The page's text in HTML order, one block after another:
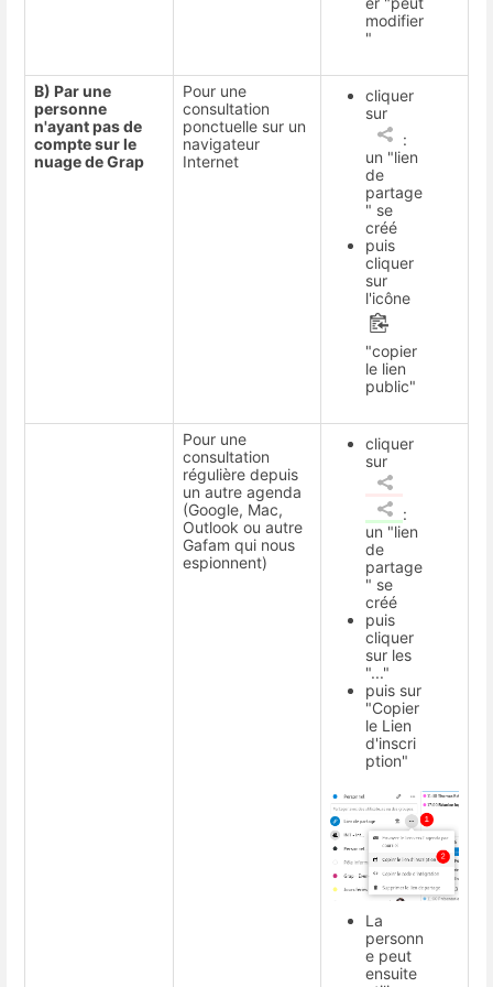
modifier
"
B) Par une
personne
n'ayant pas de
compte sur le
nuage de Grap
Pour une
consultation
ponctuelle sur un
navigateur
Internet
cliquer
sur
:
un "lien
de
partage
" se
créé
puis
cliquer
sur
l'icône
"copier
le lien
public"
Pour une
consultation
régulière depuis
un autre agenda
(Google, Mac,
Outlook ou autre
Gafam qui nous
espionnent)
cliquer
sur
:
un "lien
de
partage
" se
créé
puis
cliquer
sur les
"..."
puis sur
"Copier
le Lien
d'inscri
ption"
La
personn
e peut
ensuite